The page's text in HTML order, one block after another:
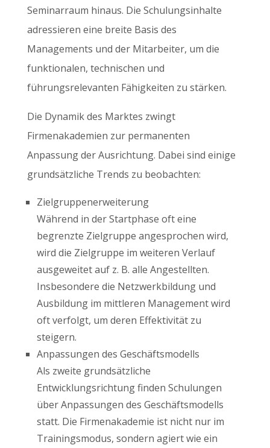
Seminarraum hinaus. Die Schulungsinhalte
adressieren eine breite Basis des
Managements und der Mitarbeiter, um die
funktionalen, technischen und
führungsrelevanten Fähigkeiten zu stärken.
Die Dynamik des Marktes zwingt
Firmenakademien zur permanenten
Anpassung der Ausrichtung. Dabei sind einige
grundsätzliche Trends zu beobachten:
Zielgruppenerweiterung
Während in der Startphase oft eine
begrenzte Zielgruppe angesprochen wird,
wird die Zielgruppe im weiteren Verlauf
ausgeweitet auf z. B. alle Angestellten.
Insbesondere die Netzwerkbildung und
Ausbildung im mittleren Management wird
oft verfolgt, um deren Effektivität zu
steigern.
Anpassungen des Geschäftsmodells
Als zweite grundsätzliche
Entwicklungsrichtung finden Schulungen
über Anpassungen des Geschäftsmodells
statt. Die Firmenakademie ist nicht nur im
Trainingsmodus, sondern agiert wie ein